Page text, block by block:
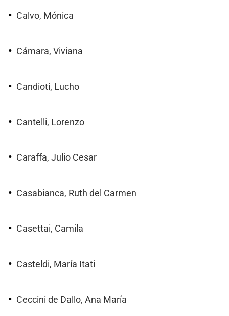
Calvo, Mónica
Cámara, Viviana
Candioti, Lucho
Cantelli, Lorenzo
Caraffa, Julio Cesar
Casabianca, Ruth del Carmen
Casettai, Camila
Casteldi, María Itati
Ceccini de Dallo, Ana María